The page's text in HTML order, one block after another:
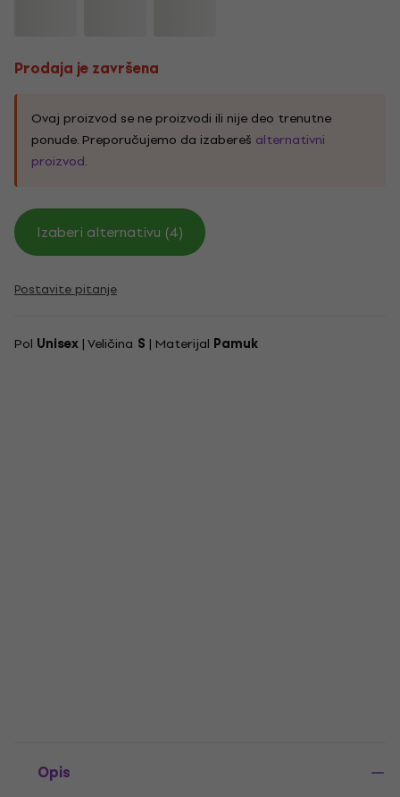
Prodaja je završena
Ovaj proizvod se ne proizvodi ili nije deo trenutne
ponude. Preporučujemo da izabereš alternativni
proizvod.
Izaberi alternativu (4)
Postavite pitanje
Pol Unisex | Veličina S | Materijal Pamuk
Opis